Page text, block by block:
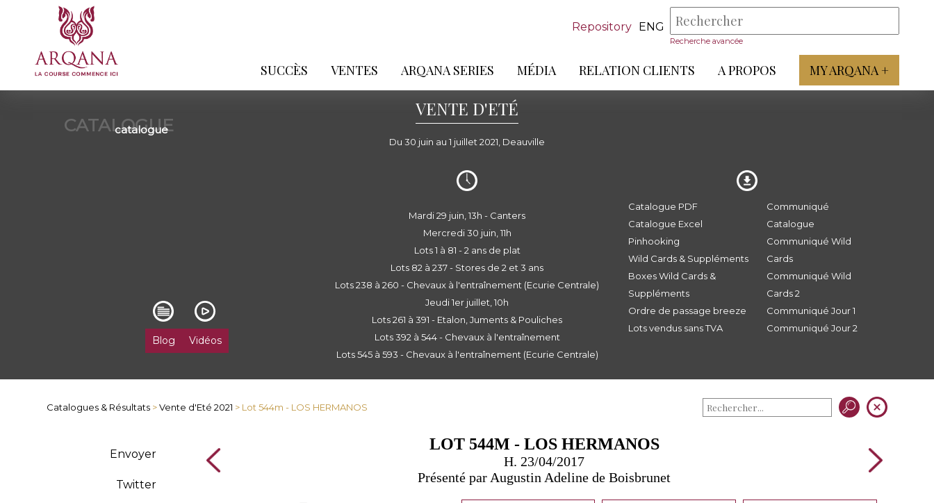
Repository ENG
Recherche avancée
SUCCÈS VENTES ARQANA SERIES MÉDIA RELATION CLIENTS A PROPOS MY ARQANA +
CATALOGUE
catalogue
VENTE D'ETÉ
Du 30 juin au 1 juillet 2021, Deauville
Blog Vidéos
Mardi 29 juin, 13h - Canters
Mercredi 30 juin, 11h
Lots 1 à 81 - 2 ans de plat
Lots 82 à 237 - Stores de 2 et 3 ans
Lots 238 à 260 - Chevaux à l'entraînement (Ecurie Centrale)
Jeudi 1er juillet, 10h
Lots 261 à 391 - Etalon, Juments & Pouliches
Lots 392 à 544 - Chevaux à l'entraînement
Lots 545 à 593 - Chevaux à l'entraînement (Ecurie Centrale)
Catalogue PDF
Catalogue Excel
Pinhooking
Wild Cards & Suppléments
Boxes Wild Cards &
Suppléments
Ordre de passage breeze
Lots vendus sans TVA
Communiqué
Catalogue
Communiqué Wild
Cards
Communiqué Wild
Cards 2
Communiqué Jour 1
Communiqué Jour 2
Catalogues & Résultats >Vente d'Eté 2021 > Lot 544m - LOS HERMANOS
Envoyer
Twitter
LOT 544M - LOS HERMANOS
H. 23/04/2017
Présenté par Augustin Adeline de Boisbrunet